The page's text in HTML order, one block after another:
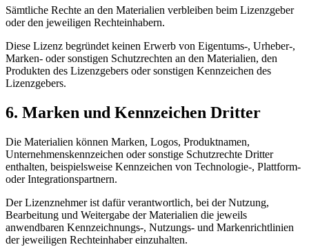
Sämtliche Rechte an den Materialien verbleiben beim Lizenzgeber
oder den jeweiligen Rechteinhabern.
Diese Lizenz begründet keinen Erwerb von Eigentums-, Urheber-,
Marken- oder sonstigen Schutzrechten an den Materialien, den
Produkten des Lizenzgebers oder sonstigen Kennzeichen des
Lizenzgebers.
6. Marken und Kennzeichen Dritter
Die Materialien können Marken, Logos, Produktnamen,
Unternehmenskennzeichen oder sonstige Schutzrechte Dritter
enthalten, beispielsweise Kennzeichen von Technologie-, Plattform-
oder Integrationspartnern.
Der Lizenznehmer ist dafür verantwortlich, bei der Nutzung,
Bearbeitung und Weitergabe der Materialien die jeweils
anwendbaren Kennzeichnungs-, Nutzungs- und Markenrichtlinien
der jeweiligen Rechteinhaber einzuhalten.